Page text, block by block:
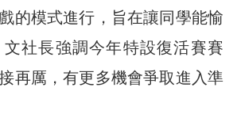
的模式進行，旨在讓同學能愉
社長強調今年特設復活賽賽
再厲，有更多機會爭取進入準